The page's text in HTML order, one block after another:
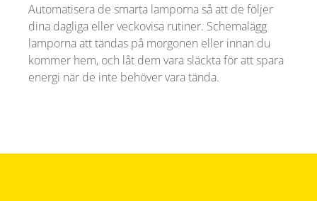
Automatisera de smarta lamporna så att de följer
dina dagliga eller veckovisa rutiner. Schemalägg
lamporna att tändas på morgonen eller innan du
kommer hem, och låt dem vara släckta för att spara
energi när de inte behöver vara tända.